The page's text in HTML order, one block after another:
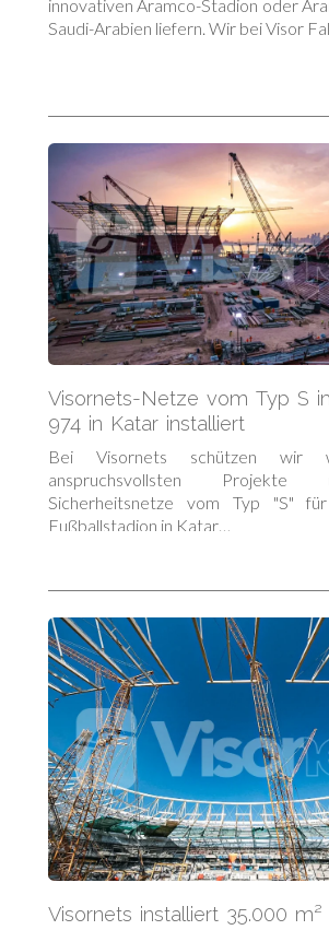
innovativen Aramco-Stadion oder
Saudi-Arabien liefern. Wir bei Visor
Visornets-Netze vom Typ S
974 in Katar installiert
Bei Visornets schützen wir
anspruchsvollsten
Sicherheitsnetze vom Typ "S"
Fußballstadion in Katar…
Visornets installiert 35.000 m²